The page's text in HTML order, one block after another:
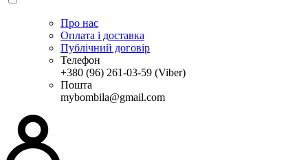
Про нас
Оплата і доставка
Публічний договір
Телефон
+380 (96) 261-03-59 (Viber)
Пошта
mybombila@gmail.com